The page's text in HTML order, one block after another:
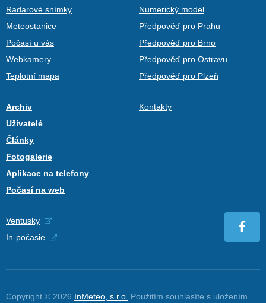
Radarové snímky
Meteostanice
Počasí u vás
Webkamery
Teplotní mapa
Numerický model
Předpověď pro Prahu
Předpověď pro Brno
Předpověď pro Ostravu
Předpověď pro Plzeň
Archiv
Uživatelé
Články
Fotogalerie
Aplikace na telefony
Počasí na web
Kontakty
Ventusky
In-počasie
Copyright © 2026 InMeteo, s.r.o. Použitím souhlasíte s uložením